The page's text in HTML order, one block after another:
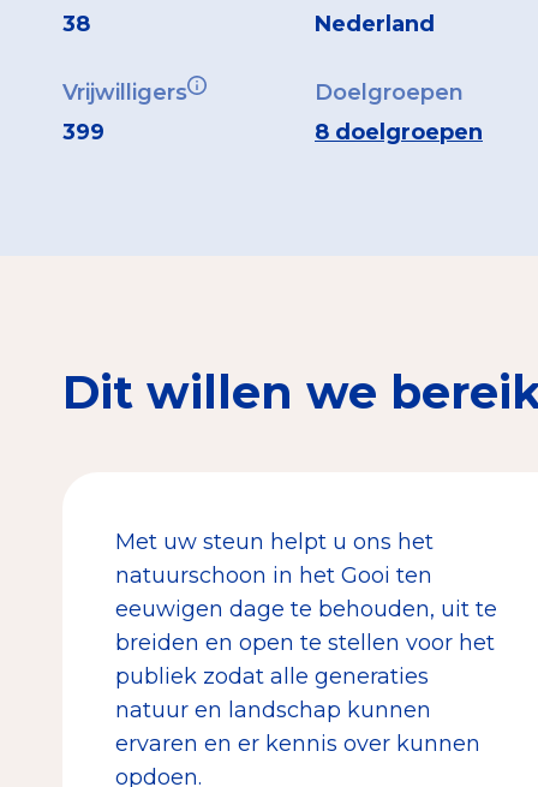
38
Nederland
Vrijwilligers
399
Doelgroepen
8 doelgroepen
Dit willen we
Met uw steun helpt u ons het
natuurschoon in het Gooi ten
eeuwigen dage te behouden, uit te
breiden en open te stellen voor het
publiek zodat alle generaties
natuur en landschap kunnen
ervaren en er kennis over kunnen
opdoen.